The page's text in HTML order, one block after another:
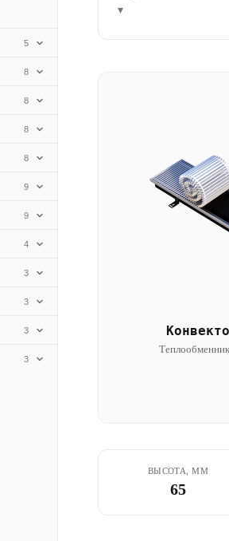
5
8
8
8
8
9
9
4
3
3
3
3
▾
ВЫСОТА, ММ
65